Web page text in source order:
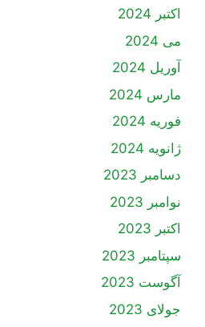
اکتبر 2024
می 2024
آوریل 2024
مارس 2024
فوریه 2024
ژانویه 2024
دسامبر 2023
نوامبر 2023
اکتبر 2023
سپتامبر 2023
آگوست 2023
جولای 2023